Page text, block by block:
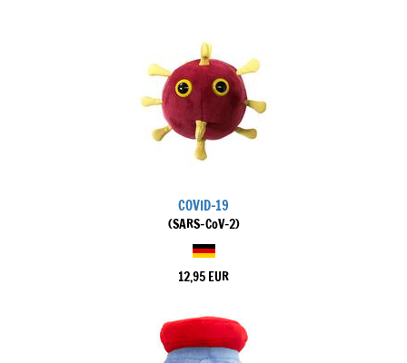
COVID-19
(SARS-CoV-2)
12,95 EUR